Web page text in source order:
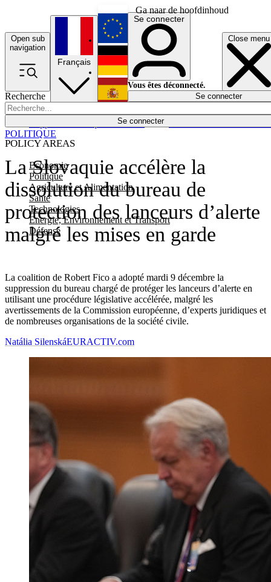
Ga naar de hoofdinhoud
Open sub
navigation
Close menu
Recherche
Se connecter
POLICY AREAS
Economie
Politique
Agriculture et Alimentation
Santé
Technologies
Energie, Environnement et Transport
Défense
Économie
Français
English
Deutsch
Español
Se connecter
Vous êtes déconnecté.
Se connecter
La Slovaquie accélère la
dissolution du bureau de
protection des lanceurs d’alerte
malgré les mises en garde
La coalition de Robert Fico a adopté mardi 9 décembre la
suppression du bureau chargé de protéger les lanceurs d’alerte en
utilisant une procédure législative accélérée, malgré les
avertissements de la Commission européenne, d’experts juridiques et
de nombreuses organisations de la société civile.
POLITIQUE
Natália SilenskáEURACTIV.com